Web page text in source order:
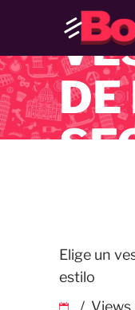
DE
Elige un
estilo
Views